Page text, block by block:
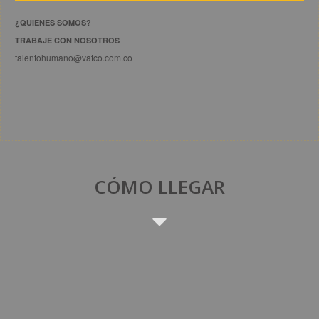
¿QUIENES SOMOS?
TRABAJE CON NOSOTROS
talentohumano@vatco.com.co
CÓMO LLEGAR